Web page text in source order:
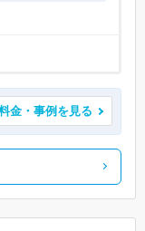
金・事例を見る